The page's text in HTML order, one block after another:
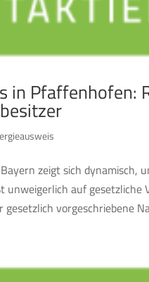
in Pfaffenhofen:
zeigt sich dynamisch,
auf
vorgeschriebene